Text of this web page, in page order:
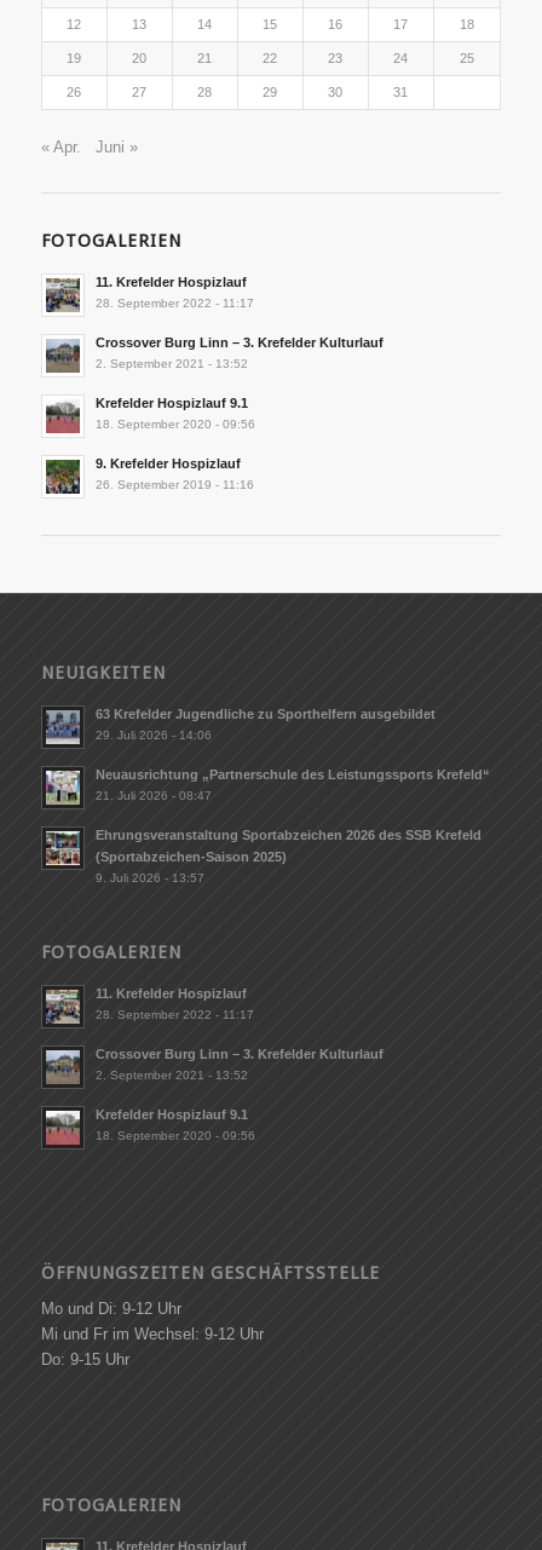
12 13 14 15 16 17 18
19 20 21 22 23 24 25
26 27 28 29 30 31
« Apr. Juni »
FOTOGALERIEN
11. Krefelder Hospizlauf
28. September 2022 - 11:17
Crossover Burg Linn – 3. Krefelder Kulturlauf
2. September 2021 - 13:52
Krefelder Hospizlauf 9.1
18. September 2020 - 09:56
9. Krefelder Hospizlauf
26. September 2019 - 11:16
NEUIGKEITEN
63 Krefelder Jugendliche zu Sporthelfern ausgebildet
29. Juli 2026 - 14:06
Neuausrichtung „Partnerschule des Leistungssports Krefeld“
21. Juli 2026 - 08:47
Ehrungsveranstaltung Sportabzeichen 2026 des SSB Krefeld
(Sportabzeichen-Saison 2025)
9. Juli 2026 - 13:57
FOTOGALERIEN
11. Krefelder Hospizlauf
28. September 2022 - 11:17
Crossover Burg Linn – 3. Krefelder Kulturlauf
2. September 2021 - 13:52
Krefelder Hospizlauf 9.1
18. September 2020 - 09:56
ÖFFNUNGSZEITEN GESCHÄFTSSTELLE
Mo und Di: 9-12 Uhr
Mi und Fr im Wechsel: 9-12 Uhr
Do: 9-15 Uhr
FOTOGALERIEN
11. Krefelder Hospizlauf